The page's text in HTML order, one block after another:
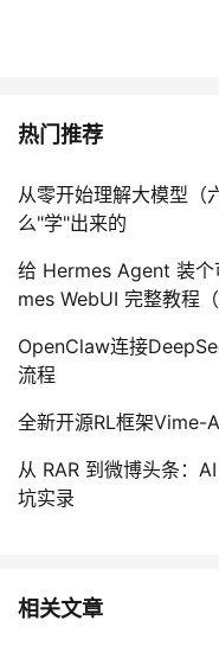
热门推荐
从零开始理解大模型
么"学"出来的
给 Hermes Agent 装
mes WebUI 完整教程
OpenClaw连接
流程
全新开源RL框架Vime-
从 RAR 到微博头条：
坑实录
相关文章